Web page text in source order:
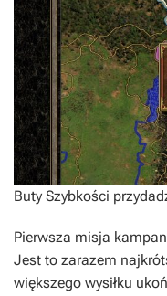
Buty Szybkości
Pierwsza misja
Jest to zarazem
większego wysiłku